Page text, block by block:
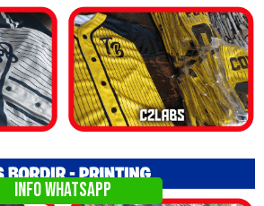
INFO WHATSAPP